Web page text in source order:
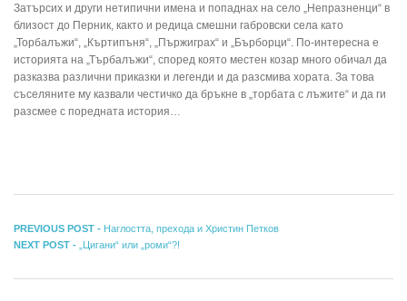
Затърсих и други нетипични имена и попаднах на село „Непразненци“ в
близост до Перник, както и редица смешни габровски села като
„Торбалъжи“, „Къртипъня“, „Пържиграх“ и „Бърборци“. По-интересна е
историята на „Търбалъжи“, според която местен козар много обичал да
разказва различни приказки и легенди и да разсмива хората. За това
съселяните му казвали честичко да бръкне в „торбата с лъжите“ и да ги
разсмее с поредната история…
Навигация
PREVIOUS POST - Previous
post:
Наглостта, прехода и Христин Петков
NEXT POST -
Next
„Цигани“ или „роми“?!